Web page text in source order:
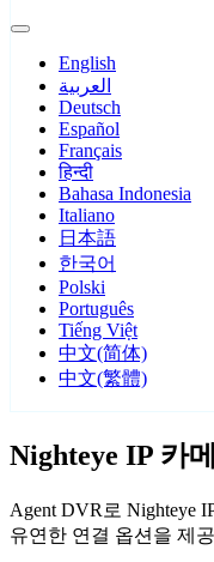
English
العربية
Deutsch
Español
Français
हिन्दी
Bahasa Indonesia
Italiano
日本語
한국어
Polski
Português
Tiếng Việt
中文(简体)
中文(繁體)
Nighteye IP 카
Agent DVR로 Nighteye
유연한 연결 옵션을 제